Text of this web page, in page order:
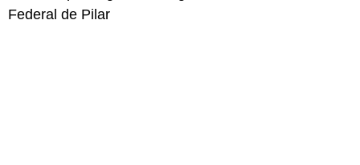
Federal de Pilar